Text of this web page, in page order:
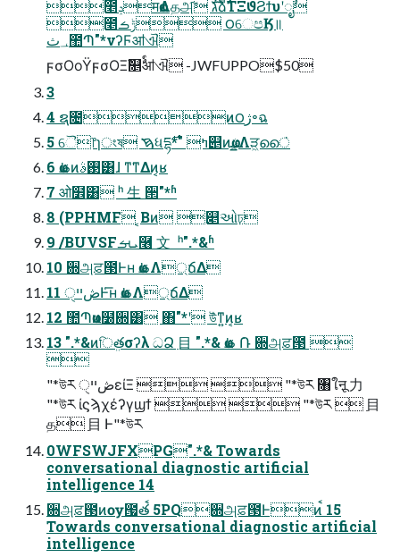
೥ݚमҩΛதஅ͠ גࣜձࣾΤΞϑϨϯυʹೖࣾ
೥ݱࡏ ౦େපӃ॥
؀ث಺Պ"*νʔϜॴଐ
ϝσΟοΫϝσΟΞࣾ௕ࣨॴଐ -JWFUPPO$50
3
4 ຊ೔ͷ౦ژ৽ฉ
5 ୈ෦ɿংষ ࠇધདྷߤ "*࣌୅ͷҩྍΛੜ͖ൈ͘
6 ҩࢣͷ࢓ࣄ͸ɺ ͳ͘ͳΔͷ͔ʁ
7 ओ໾͸ ʰ ⽣ ੒"*ʱ
8 (PPHMF ͔Βͷ ௅ઓঢ়
9 /BUVSFܝࡌ࿦ ⽂  ʰ".*&ʱ
10 ਍அਫ਼౓Ͱʜ ҩࢣΛ্ճΔ
11 ڞײੑͰ͑͞ʜ ҩࢣΛ্ճΔ
12 ಺Պҩͷ໰਍͸ ΋͏"*ʹ উͯͳ͍ͷ͔ʁ
13 ".*&ͷিܸతσʔλ ධՁ߲ ⽬ ".*& ҩࢣ ݁Ռ ਍அਫ਼౓ 

"*উར ڞײੑείΞ   "*উར ৘ใऩू ⼒  
"*উར ίϛϡχέʔγϣϯ   "*উར ߲ ⽬
த߲ ⽬ Ͱ"*উར
0WFSWJFXPG".*& Towards
conversational diagnostic artificial
intelligence 14
਍அਫ਼౓ͷѹ౗తࠩ 5PQ਍அਫ਼౓Ͱͷࠩ 15
Towards conversational diagnostic artificial
intelligence